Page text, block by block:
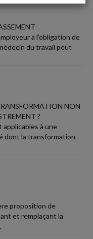
a l'obligation de
du travail peut
NON
?
à une
dont la transformation
proposition de
et remplaçant la